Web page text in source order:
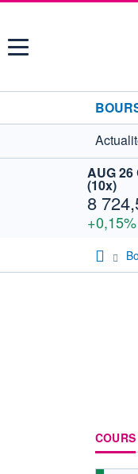
Menu
AUG 26
(10x)
8
+0,15%
COURS